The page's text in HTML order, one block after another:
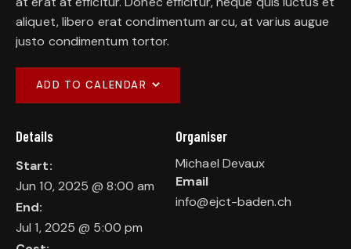
aliquet, libero erat condimentum arcu, at varius augue
justo condimentum tortor.
ADD TO CALENDAR
Details
Start:
Jun 10, 2025 @ 8:00 am
End:
Jul 1, 2025 @ 5:00 pm
Organiser
Michael Devaux
Email
info@ejct-baden.ch